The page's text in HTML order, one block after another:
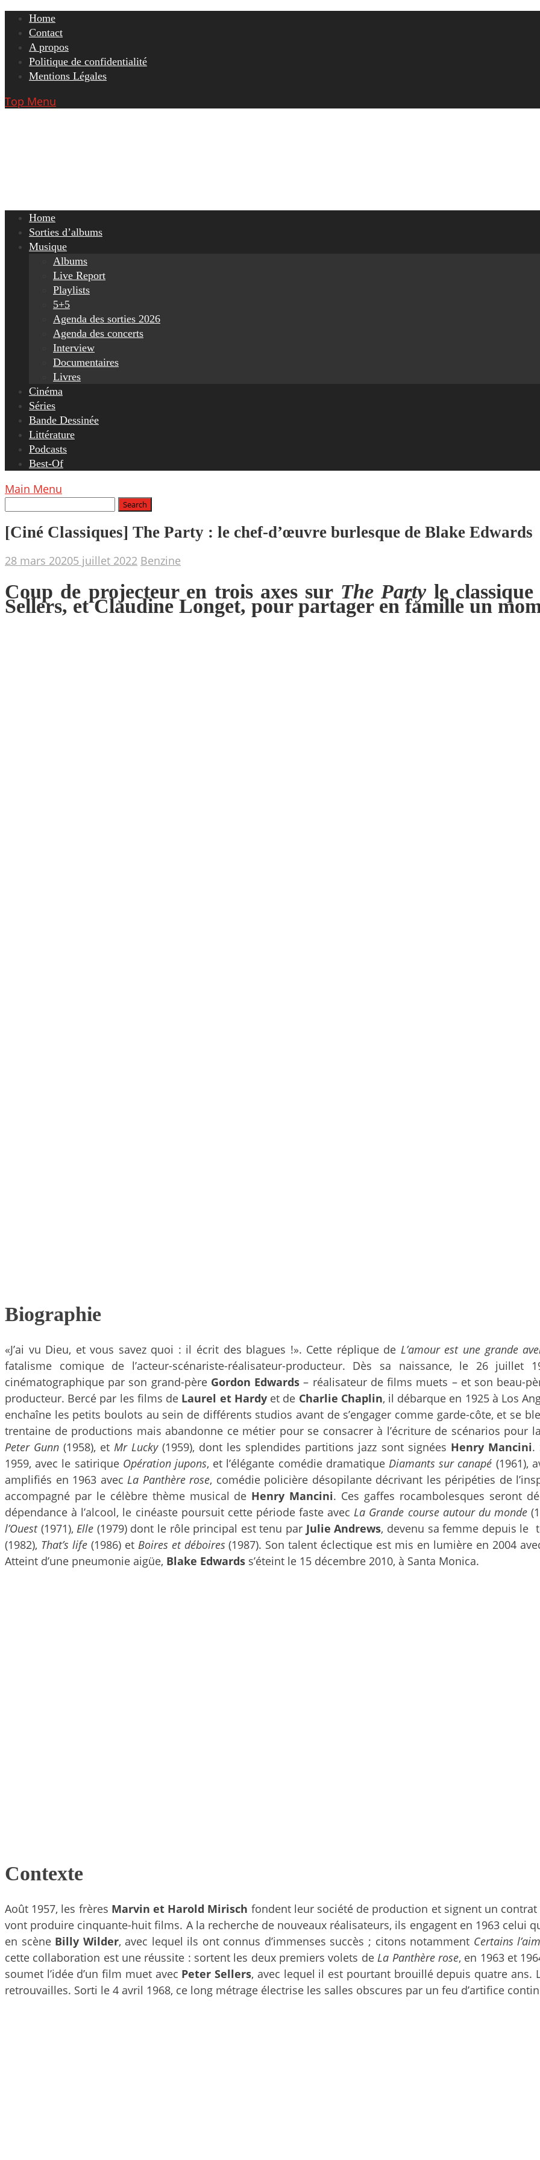
Skip
content
Home
Contact
A propos
Politique de confidentialité
Mentions Légales
Top Menu
Home
Sorties d’albums
Musique
Albums
Live Report
Playlists
5+5
Agenda des sorties 2026
Agenda des concerts
Interview
Documentaires
Livres
Cinéma
Séries
Bande Dessinée
Littérature
Podcasts
Best-Of
Main Menu
[Ciné Classiques] The Party : le chef-d’œuvre burlesque de Blake Edwards
28 mars 20205 juillet 2022 Benzine
Coup de projecteur en trois axes sur The Partyle classique
Sellers, et Claudine Longet, pour partager en famille un
Biographie
«J’ai vu Dieu, et vous savez quoi : il écrit des blagues !». Cette réplique de L’amour est une grande
fatalisme comique de l’acteur-scénariste-réalisateur-producteur. Dès sa naissance, le 26
cinématographique par son grand-père Gordon Edwards– réalisateur de films muets – et son beau-
producteur. Bercé par les films de Laurel et Hardy et de Charlie Chaplin, il débarque en 1925 à Los
enchaîne les petits boulots au sein de différents studios avant de s’engager comme garde-côte, et se
trentaine de productions mais abandonne ce métier pour se consacrer à l’écriture de scénarios pour
Peter Gunn (1958), etMr Lucky(1959), dont les splendides partitions jazz sont signées Henry Mancini.
1959, avec le satirique Opération jupons, et l’élégante comédie dramatique Diamants sur canapé (1961),
amplifiés en 1963 avec La Panthère rose, comédie policière désopilante décrivant les péripéties de
accompagné par le célèbre thème musical de Henry Mancini. Ces gaffes rocambolesques seront
dépendance à l’alcool, le cinéaste poursuit cette période faste avecLa Grande course autour du monde
l’Ouest(1971),Elle (1979) dont le rôle principal est tenu par Julie Andrews, devenu sa femme depuis le
(1982), That’s life (1986) et Boires et déboires (1987). Son talent éclectique est mis en lumière en 2004
Atteint d’une pneumonie aigüe, Blake Edwards s’éteint le 15 décembre 2010, à Santa Monica.
Contexte
Août 1957, les frères Marvin et Harold Mirisch fondent leur société de production et signent un
vont produire cinquante-huit films. A la recherche de nouveaux réalisateurs, ils engagent en 1963 celui
en scène Billy Wilder, avec lequel ils ont connus d’immenses succès ; citons notamment Certains
cette collaboration est une réussite : sortent les deux premiers volets deLa Panthère rose, en 1963 et
soumet l’idée d’un film muet avec Peter Sellers, avec lequel il est pourtant brouillé depuis quatre ans.
retrouvailles. Sorti le 4 avril 1968, ce long métrage électrise les salles obscures par un feu d’artifice